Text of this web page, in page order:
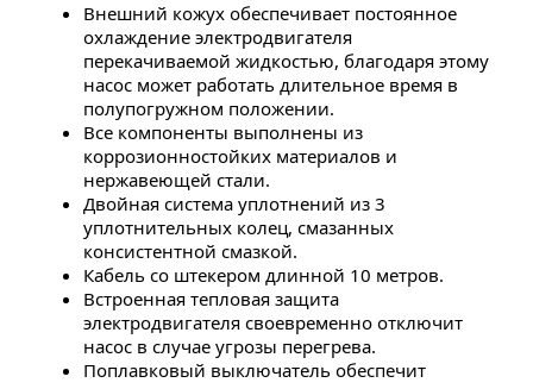
Внешний кожух обеспечивает постоянное
охлаждение электродвигателя
перекачиваемой жидкостью, благодаря этому
насос может работать длительное время в
полупогружном положении.
Все компоненты выполнены из
коррозионностойких материалов и
нержавеющей стали.
Двойная система уплотнений из 3
уплотнительных колец, смазанных
консистентной смазкой.
Кабель со штекером длинной 10 метров.
Встроенная тепловая защита
электродвигателя своевременно отключит
насос в случае угрозы перегрева.
Поплавковый выключатель обеспечит